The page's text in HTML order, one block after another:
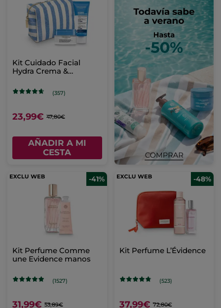
Kit Cuidado Facial
Hydra Crema &
(357)
23,99€ 47,80€
AÑADIR A MI
CESTA
-41%
Kit Perfume Comme
une Evidence manos
(1527)
31,99€ 53,89€
-48%
Kit Perfume L’Évidence
(523)
37,99€ 72,80€